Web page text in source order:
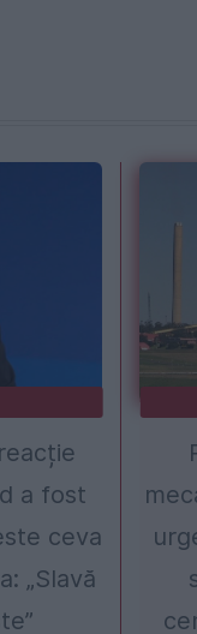
a fost
ceva
„Slavă